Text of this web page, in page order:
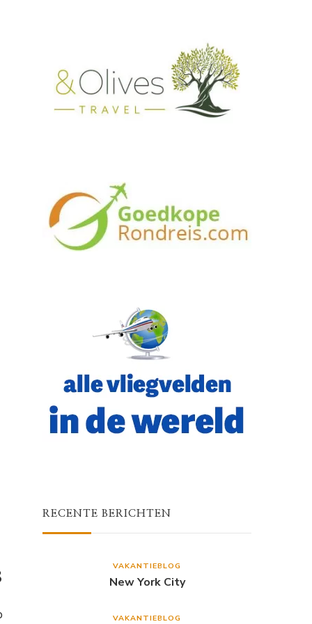
RECENTE BERICHTEN
VAKANTIEBLOG
New York City
VAKANTIEBLOG